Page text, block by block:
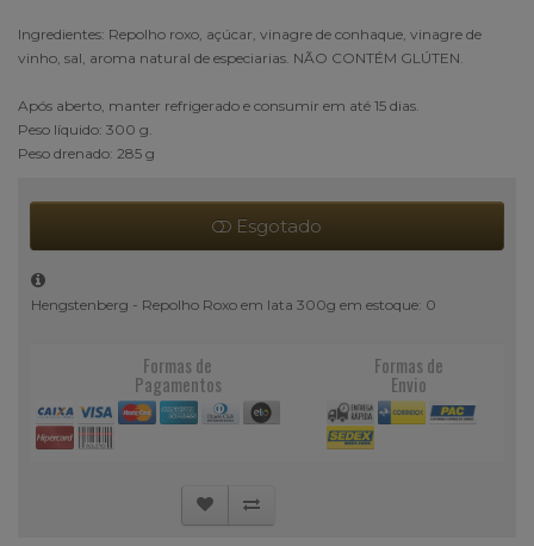
Ingredientes: Repolho roxo, açúcar, vinagre de conhaque, vinagre de
vinho, sal, aroma natural de especiarias. NÃO CONTÉM GLÚTEN.
Após aberto, manter refrigerado e consumir em até 15 dias.
Peso líquido: 300 g.
Peso drenado: 285 g
Esgotado
Hengstenberg - Repolho Roxo em lata 300g em estoque: 0
Formas de
Pagamentos
Formas de
Envio